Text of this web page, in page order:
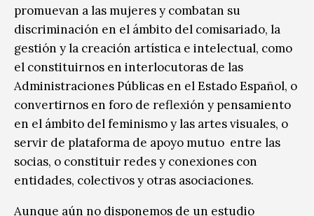
promuevan a las mujeres y combatan su
discriminación en el ámbito del comisariado, la
gestión y la creación artística e intelectual, como
el constituirnos en interlocutoras de las
Administraciones Públicas en el Estado Español, o
convertirnos en foro de reflexión y pensamiento
en el ámbito del feminismo y las artes visuales, o
servir de plataforma de apoyo mutuo entre las
socias, o constituir redes y conexiones con
entidades, colectivos y otras asociaciones.
Aunque aún no disponemos de un estudio